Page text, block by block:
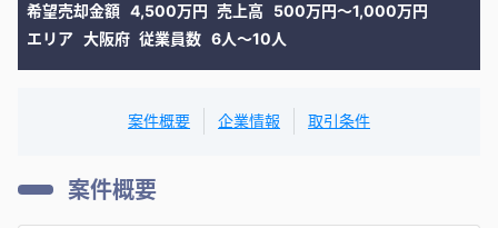
希望売却金額 4,500万円 売上高
500万円〜1,000万円
エリア 大阪府 従業員数 6人〜10人
案件概要 企業情報 取引条件
案件概要